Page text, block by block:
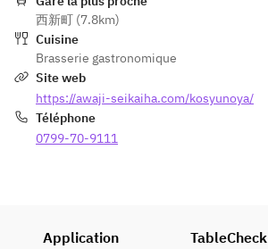
西新町 (7.8km)
Cuisine
Brasserie gastronomique
Site web
https://awaji-seikaiha.com/kosyunoya/
Téléphone
0799-70-9111
Application
TableCheck